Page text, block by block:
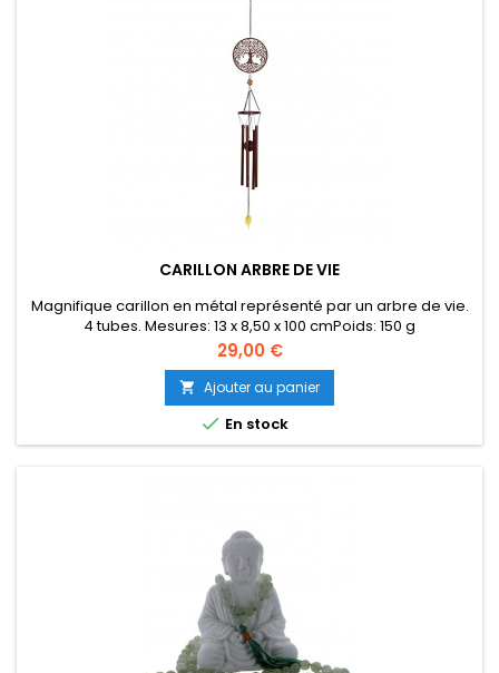
CARILLON ARBRE DE VIE
Magnifique carillon en métal représenté par un arbre de vie.
4 tubes. Mesures: 13 x 8,50 x 100 cmPoids: 150 g
Prix
29,00 €
 Ajouter au panier
 En stock